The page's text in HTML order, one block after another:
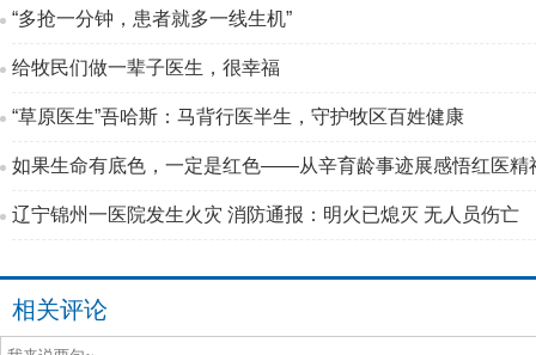
“多抢一分钟，患者就多一线生机”
给牧民们做一辈子医生，很幸福
“草原医生”吾哈斯：马背行医半生，守护牧区百姓健康
如果生命有底色，一定是红色——从辛育龄事迹展感悟红医精
辽宁锦州一医院发生火灾 消防通报：明火已熄灭 无人员伤亡
相关评论